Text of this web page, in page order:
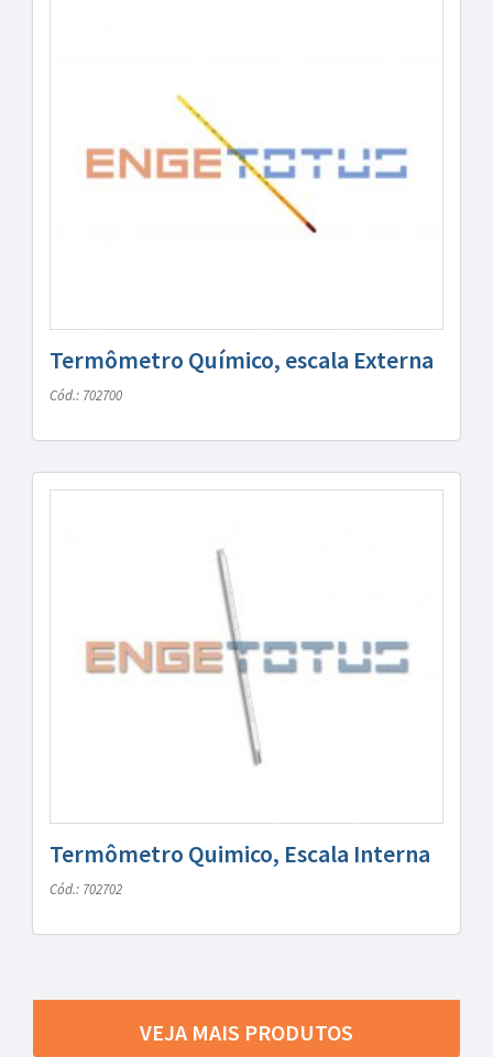
Termômetro Químico, escala Externa
Cód.: 702700
Termômetro Quimico, Escala Interna
Cód.: 702702
VEJA MAIS PRODUTOS